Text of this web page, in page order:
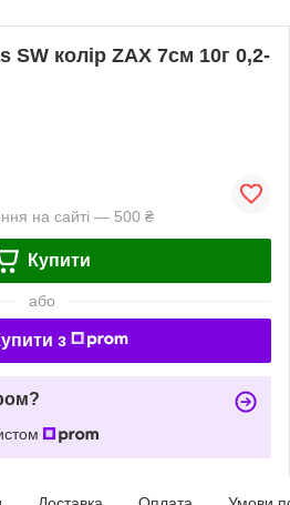
колір ZAX 7см 10г 0,2-
на сайті — 500 ₴
Купити
або
з